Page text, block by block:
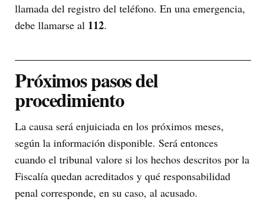
llamada del registro del teléfono. En una emergencia,
debe llamarse al 112.
Próximos pasos del
procedimiento
La causa será enjuiciada en los próximos meses,
según la información disponible. Será entonces
cuando el tribunal valore si los hechos descritos por la
Fiscalía quedan acreditados y qué responsabilidad
penal corresponde, en su caso, al acusado.